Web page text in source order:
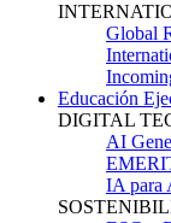
Global
Educación
DIGITAL
AI
IA para